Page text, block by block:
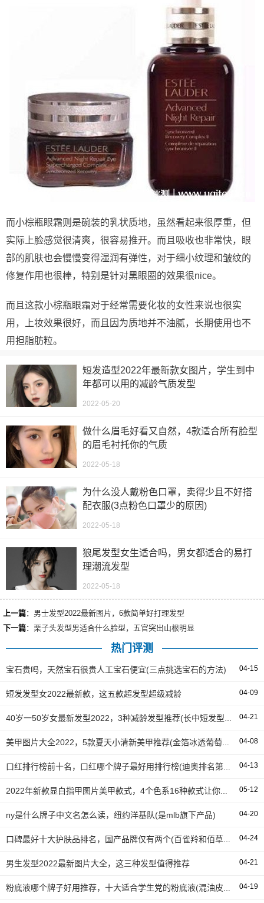
而小棕瓶眼霜则是碗装的乳状质地，虽然看起来很厚重，但
实际上脸感觉很清爽，很容易推开。而且吸收也非常快，眼
部的肌肤也会慢慢变得湿润有弹性，对于细小纹理和皱纹的
修复作用也很棒，特别是针对黑眼圈的效果很nice。
而且这款小棕瓶眼霜对于经常需要化妆的女性来说也很实
用，上妆效果很好，而且因为质地并不油腻，长期使用也不
用担脂肪粒。
短发造型2022年最新款女图片，学生到中
年都可以用的减龄气质发型
2022-05-20
做什么眉毛好看又自然，4款适合所有脸型
的眉毛衬托你的气质
2022-05-18
为什么没人戴粉色口罩，卖得少且不好搭
配衣服(3点粉色口罩少的原因)
2022-05-18
狼尾发型女生适合吗，男女都适合的易打
理潮流发型
2022-05-18
上一篇： 男士发型2022最新图片，6款简单好打理发型
下一篇： 栗子头发型男适合什么脸型，五官突出山根明显
热门评测
宝石贵吗，天然宝石很贵人工宝石便宜(三点挑选宝石的方法) 04-15
短发发型女2022最新款，这五款超发型超级减龄 04-09
40岁一50岁女最新发型2022，3种减龄发型推荐(长中短发型都有) 04-21
美甲图片大全2022，5款夏天小清新美甲推荐(金箔冰透葡萄超显白) 04-08
口红排行榜前十名，口红哪个牌子最好用排行榜(迪奥排名第一) 04-13
2022年新款显白指甲图片美甲款式，4个色系16种款式让你变得更美 05-12
ny是什么牌子中文名怎么读，纽约洋基队(是mlb旗下产品) 04-20
口碑最好十大护肤品排名，国产品牌仅有两个(百雀羚和佰草集入围) 04-24
男生发型2022最新图片大全，这三种发型值得推荐 04-21
粉底液哪个牌子好用推荐，十大适合学生党的粉底液(混油皮也能用) 04-19